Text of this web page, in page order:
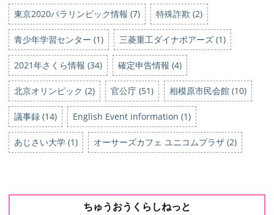
東京2020パラリンピック情報 (7) 特殊詐欺 (2)
青少年学習センター (1) 三菱重工ダイナボアーズ (1)
2021年さくら情報 (34) 確定申告情報 (4)
北京オリンピック (2) 官公庁 (51) 相模原市民会館 (10)
議事録 (14) English Event information (1)
あじさい大学 (1) オーサーズカフェ ユニコムプラザ (2)
ちゅうおうくらしねっと